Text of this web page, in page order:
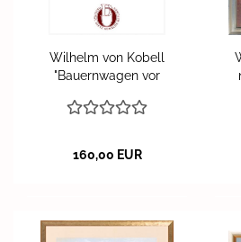
Wil­helm von Ko­bell
"Bau­ern­wa­gen vor
160,00 EUR